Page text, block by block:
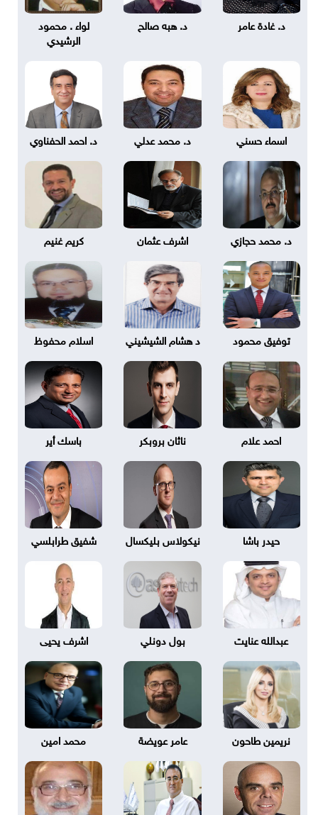
د. غادة عامر د. هبه صالح
لواء . محمود
الرشيدي
اسماء حسني د. محمد عدلي د. احمد الحفناوي
د. محمد حجازي اشرف عثمان كريم غنيم
توفيق محمود د هشام الشيشيني اسلام محفوظ
احمد علام ناثان بروبكر باسك أير
حيدر باشا نيكولاس بليكسال شفيق طرابلسي
عبدالله عنايت بول دونلي اشرف يحيى
نريمين طاحون عامر عويضة محمد امين